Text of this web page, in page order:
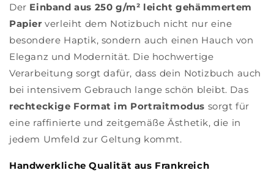
Der Einband aus 250 g/m² leicht gehämmertem
Papier verleiht dem Notizbuch nicht nur eine
besondere Haptik, sondern auch einen Hauch von
Eleganz und Modernität. Die hochwertige
Verarbeitung sorgt dafür, dass dein Notizbuch auch
bei intensivem Gebrauch lange schön bleibt. Das
rechteckige Format im Portraitmodus sorgt für
eine raffinierte und zeitgemäße Ästhetik, die in
jedem Umfeld zur Geltung kommt.
Handwerkliche Qualität aus Frankreich